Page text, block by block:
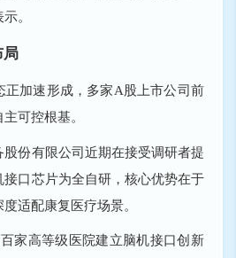
。
局
加速形成，多家A股上市公司前
可控根基。
份有限公司近期在接受调研者提
口芯片为全自研，核心优势在于
适配康复医疗场景。
高等级医院建立脑机接口创新